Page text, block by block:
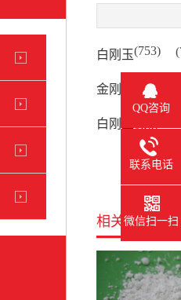
白刚玉(753)
金刚砂 (135)
白刚玉微粉
相关产品
QQ咨询
联系电话
微信扫一扫